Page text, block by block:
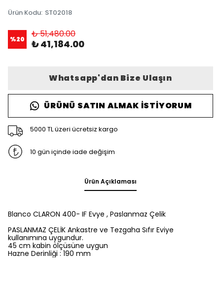
Ürün Kodu: ST02018
%20 ₺ 51,480.00
₺ 41,184.00
Whatsapp'dan Bize Ulaşın
ÜRÜNÜ SATIN ALMAK İSTIYORUM
5000 TL üzeri ücretsiz kargo
10 gün içinde iade değişim
Ürün Açıklaması
Blanco CLARON 400- IF Evye , Paslanmaz Çelik
PASLANMAZ ÇELİK Ankastre ve Tezgaha Sıfır Eviye
kullanımına uygundur.
45 cm kabin ölçüsüne uygun
Hazne Derinliği : 190 mm